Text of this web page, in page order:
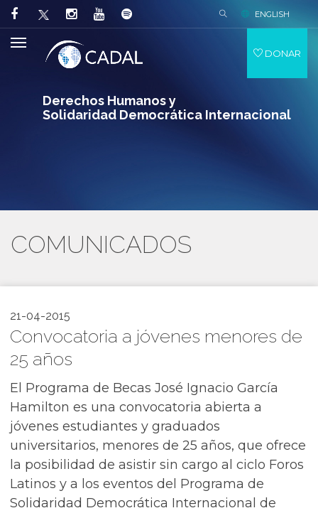
Derechos Humanos y
Solidaridad Democrática Internacional
ENGLISH
DONAR
COMUNICADOS
21-04-2015
Convocatoria a jóvenes menores de
25 años
El Programa de Becas José Ignacio García
Hamilton es una convocatoria abierta a
jóvenes estudiantes y graduados
universitarios, menores de 25 años, que ofrece
la posibilidad de asistir sin cargo al ciclo Foros
Latinos y a los eventos del Programa de
Solidaridad Democrática Internacional de